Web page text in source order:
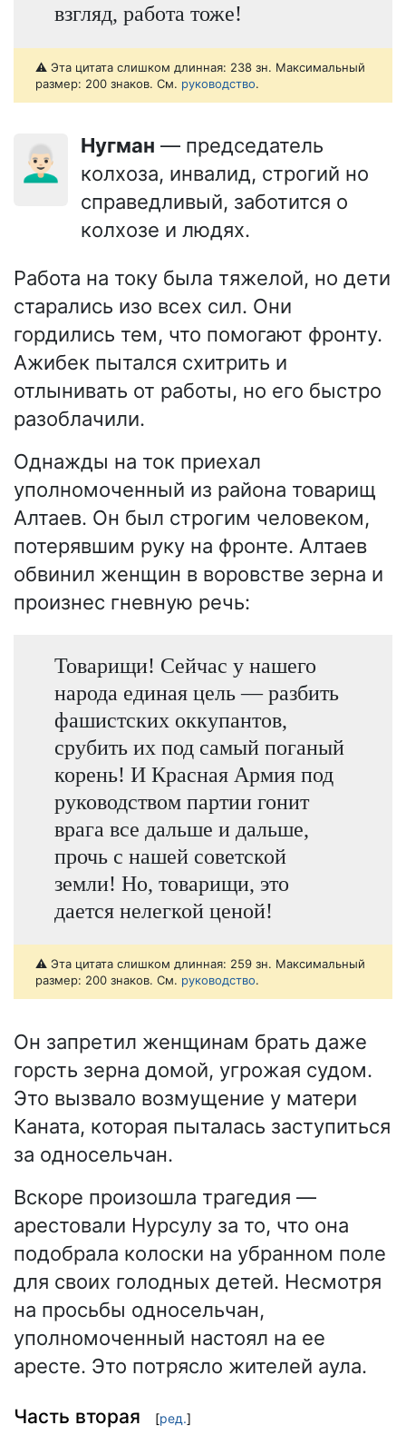
взгляд, работа тоже!
⚠️ Эта цитата слишком длинная: 238 зн. Максимальный
размер: 200 знаков. См. руководство.
👨🏻‍🦳 Нугман — председатель
колхоза, инвалид, строгий но
справедливый, заботится о
колхозе и людях.
Работа на току была тяжелой, но дети
старались изо всех сил. Они
гордились тем, что помогают фронту.
Ажибек пытался схитрить и
отлынивать от работы, но его быстро
разоблачили.
Однажды на ток приехал
уполномоченный из района товарищ
Алтаев. Он был строгим человеком,
потерявшим руку на фронте. Алтаев
обвинил женщин в воровстве зерна и
произнес гневную речь:
Товарищи! Сейчас у нашего
народа единая цель — разбить
фашистских оккупантов,
срубить их под самый поганый
корень! И Красная Армия под
руководством партии гонит
врага все дальше и дальше,
прочь с нашей советской
земли! Но, товарищи, это
дается нелегкой ценой!
⚠️ Эта цитата слишком длинная: 259 зн. Максимальный
размер: 200 знаков. См. руководство.
Он запретил женщинам брать даже
горсть зерна домой, угрожая судом.
Это вызвало возмущение у матери
Каната, которая пыталась заступиться
за односельчан.
Вскоре произошла трагедия —
арестовали Нурсулу за то, что она
подобрала колоски на убранном поле
для своих голодных детей. Несмотря
на просьбы односельчан,
уполномоченный настоял на ее
аресте. Это потрясло жителей аула.
Часть вторая [ред.]